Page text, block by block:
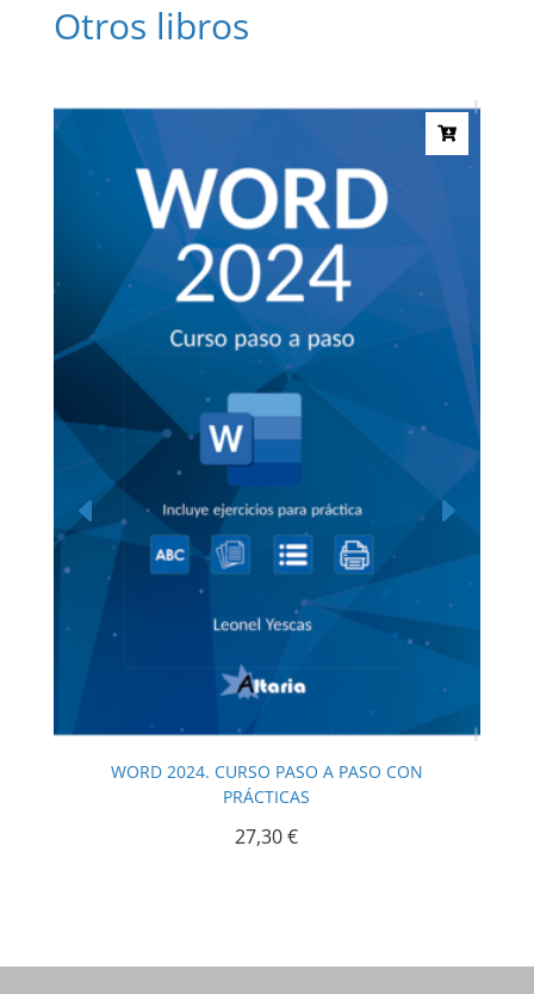
Otros libros
WORD 2024. CURSO PASO A PASO CON
PRÁCTICAS
27,30€